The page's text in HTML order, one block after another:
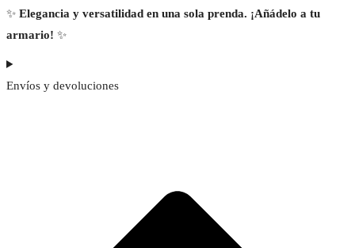
✨ Elegancia y versatilidad en una sola prenda. ¡Añádelo a tu
armario! ✨
Envíos y devoluciones